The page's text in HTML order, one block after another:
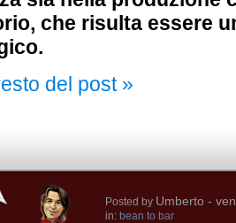
del post »
Posted by Umberto -
in: bean to bar